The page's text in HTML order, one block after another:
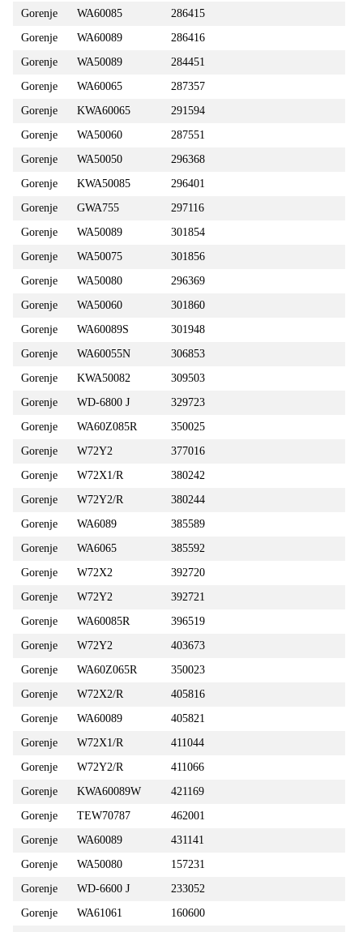
Gorenje
WA60085
286415
Gorenje
WA60089
286416
Gorenje
WA50089
284451
Gorenje
WA60065
287357
Gorenje
KWA60065
291594
Gorenje
WA50060
287551
Gorenje
WA50050
296368
Gorenje
KWA50085
296401
Gorenje
GWA755
297116
Gorenje
WA50089
301854
Gorenje
WA50075
301856
Gorenje
WA50080
296369
Gorenje
WA50060
301860
Gorenje
WA60089S
301948
Gorenje
WA60055N
306853
Gorenje
KWA50082
309503
Gorenje
WD-6800 J
329723
Gorenje
WA60Z085R
350025
Gorenje
W72Y2
377016
Gorenje
W72X1/R
380242
Gorenje
W72Y2/R
380244
Gorenje
WA6089
385589
Gorenje
WA6065
385592
Gorenje
W72X2
392720
Gorenje
W72Y2
392721
Gorenje
WA60085R
396519
Gorenje
W72Y2
403673
Gorenje
WA60Z065R
350023
Gorenje
W72X2/R
405816
Gorenje
WA60089
405821
Gorenje
W72X1/R
411044
Gorenje
W72Y2/R
411066
Gorenje
KWA60089W
421169
Gorenje
TEW70787
462001
Gorenje
WA60089
431141
Gorenje
WA50080
157231
Gorenje
WD-6600 J
233052
Gorenje
WA61061
160600